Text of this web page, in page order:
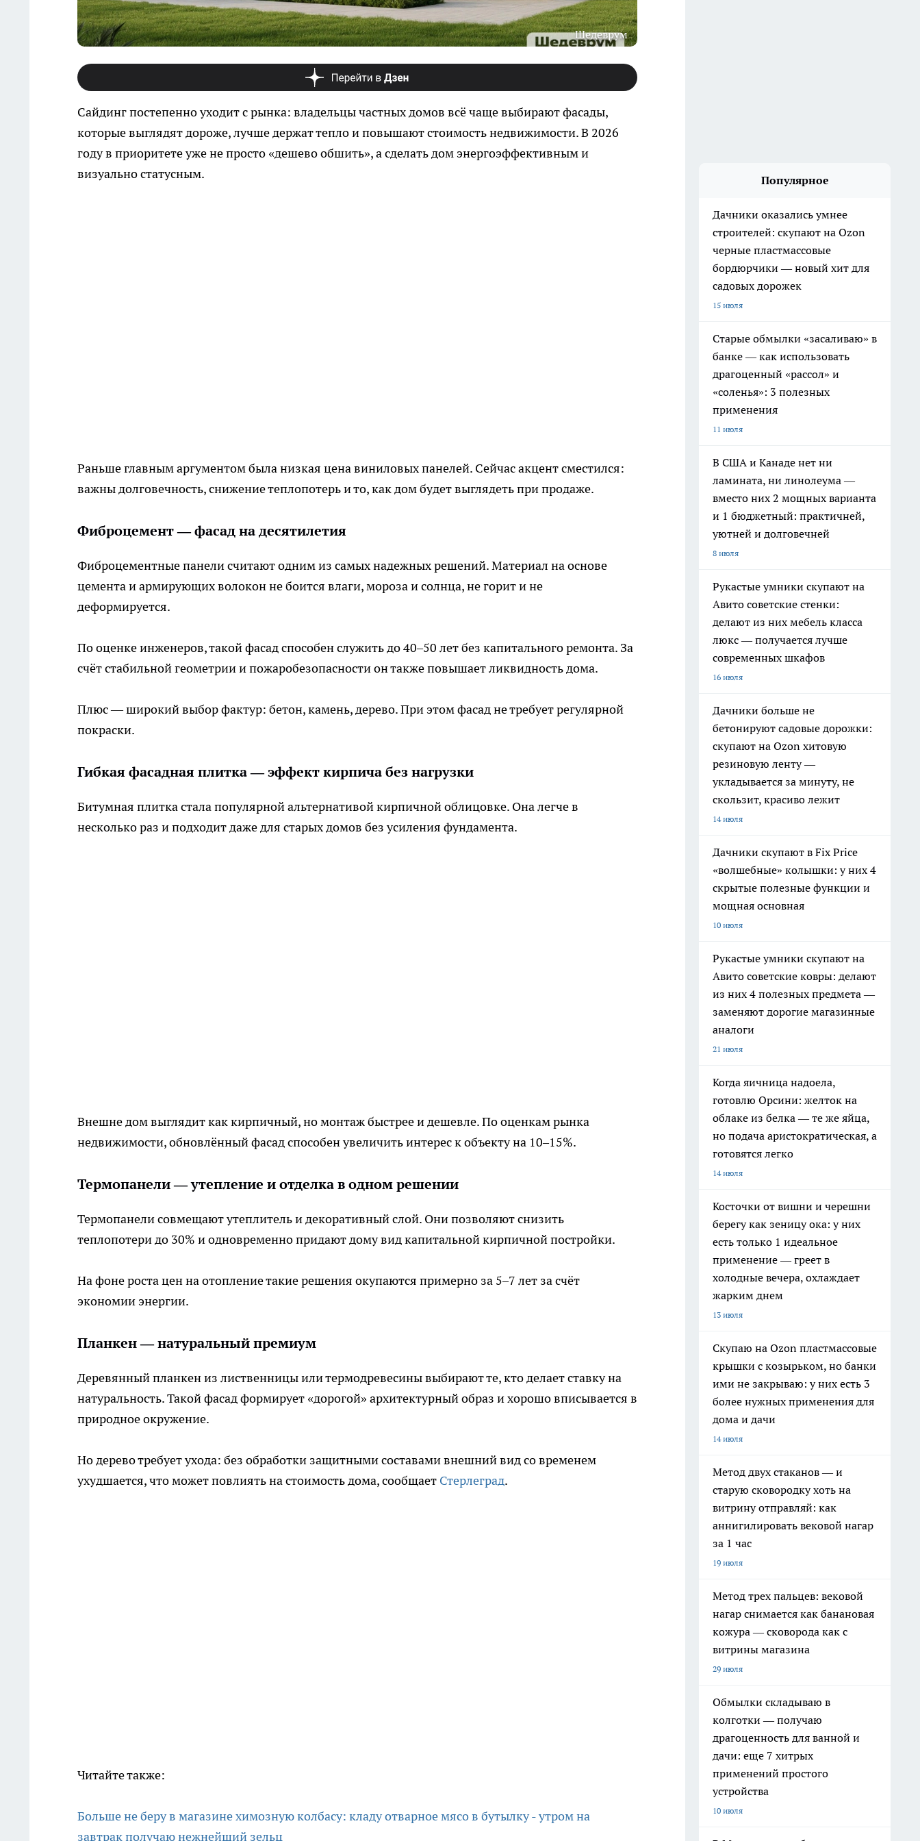
Шедеврум
Сайдинг постепенно уходит с рынка: владельцы частных домов всё чаще выбирают фасады,
которые выглядят дороже, лучше держат тепло и повышают стоимость недвижимости. В 2026
году в приоритете уже не просто «дешево обшить», а сделать дом энергоэффективным и
визуально статусным.
Раньше главным аргументом была низкая цена виниловых панелей. Сейчас акцент сместился:
важны долговечность, снижение теплопотерь и то, как дом будет выглядеть при продаже.
Фиброцемент — фасад на десятилетия
Фиброцементные панели считают одним из самых надежных решений. Материал на основе
цемента и армирующих волокон не боится влаги, мороза и солнца, не горит и не
деформируется.
По оценке инженеров, такой фасад способен служить до 40–50 лет без капитального ремонта. За
счёт стабильной геометрии и пожаробезопасности он также повышает ликвидность дома.
Плюс — широкий выбор фактур: бетон, камень, дерево. При этом фасад не требует регулярной
покраски.
Гибкая фасадная плитка — эффект кирпича без нагрузки
Битумная плитка стала популярной альтернативой кирпичной облицовке. Она легче в
несколько раз и подходит даже для старых домов без усиления фундамента.
Внешне дом выглядит как кирпичный, но монтаж быстрее и дешевле. По оценкам рынка
недвижимости, обновлённый фасад способен увеличить интерес к объекту на 10–15%.
Термопанели — утепление и отделка в одном решении
Термопанели совмещают утеплитель и декоративный слой. Они позволяют снизить
теплопотери до 30% и одновременно придают дому вид капитальной кирпичной постройки.
На фоне роста цен на отопление такие решения окупаются примерно за 5–7 лет за счёт
экономии энергии.
Планкен — натуральный премиум
Деревянный планкен из лиственницы или термодревесины выбирают те, кто делает ставку на
натуральность. Такой фасад формирует «дорогой» архитектурный образ и хорошо вписывается в
природное окружение.
Но дерево требует ухода: без обработки защитными составами внешний вид со временем
ухудшается, что может повлиять на стоимость дома, сообщает Стерлеград.
Читайте также:
Больше не беру в магазине химозную колбасу: кладу отварное мясо в бутылку - утром на
завтрак получаю нежнейший зельц
Популярное
Дачники оказались умнее
строителей: скупают на Ozon
черные пластмассовые
бордюрчики — новый хит для
садовых дорожек
15 июля
Старые обмылки «засаливаю» в
банке — как использовать
драгоценный «рассол» и
«соленья»: 3 полезных
применения
11 июля
В США и Канаде нет ни
ламината, ни линолеума —
вместо них 2 мощных варианта
и 1 бюджетный: практичней,
уютней и долговечней
8 июля
Рукастые умники скупают на
Авито советские стенки:
делают из них мебель класса
люкс — получается лучше
современных шкафов
16 июля
Дачники больше не
бетонируют садовые дорожки:
скупают на Ozon хитовую
резиновую ленту —
укладывается за минуту, не
скользит, красиво лежит
14 июля
Дачники скупают в Fix Price
«волшебные» колышки: у них 4
скрытые полезные функции и
мощная основная
10 июля
Рукастые умники скупают на
Авито советские ковры: делают
из них 4 полезных предмета —
заменяют дорогие магазинные
аналоги
21 июля
Когда яичница надоела,
готовлю Орсини: желток на
облаке из белка — те же яйца,
но подача аристократическая, а
готовятся легко
14 июля
Косточки от вишни и черешни
берегу как зеницу ока: у них
есть только 1 идеальное
применение — греет в
холодные вечера, охлаждает
жарким днем
13 июля
Скупаю на Ozon пластмассовые
крышки с козырьком, но банки
ими не закрываю: у них есть 3
более нужных применения для
дома и дачи
14 июля
Метод двух стаканов — и
старую сковородку хоть на
витрину отправляй: как
аннигилировать вековой нагар
за 1 час
19 июля
Метод трех пальцев: вековой
нагар снимается как банановая
кожура — сковорода как с
витрины магазина
29 июля
Обмылки складываю в
колготки — получаю
драгоценность для ванной и
дачи: еще 7 хитрых
применений простого
устройства
10 июля